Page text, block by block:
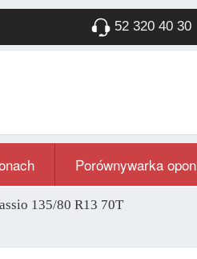
52 320 40 30
Porównywarka opon
135/80 R13 70T